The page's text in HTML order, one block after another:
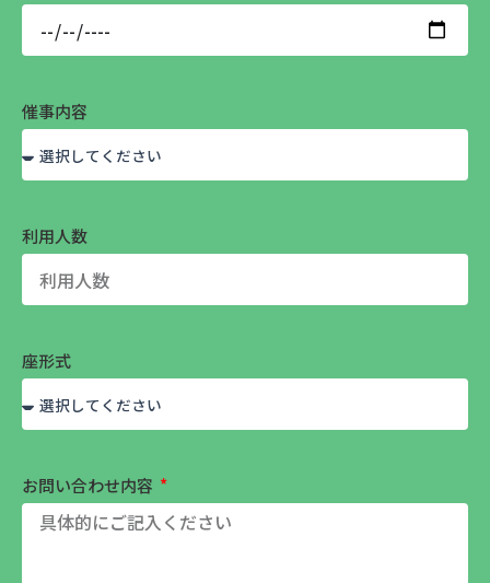
催事内容
利用人数
座形式
お問い合わせ内容